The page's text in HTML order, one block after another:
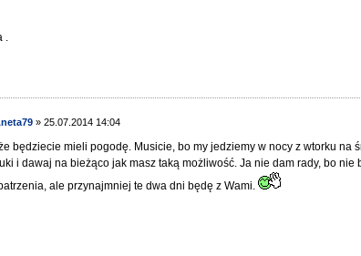
.
» 25.07.2014 14:04
będziecie mieli pogodę. Musicie, bo my jedziemy w nocy z wtorku na
i dawaj na bieżąco jak masz taką możliwość. Ja nie dam rady, bo
ale przynajmniej te dwa dni będę z Wami.